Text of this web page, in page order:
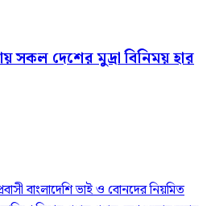
সকল দেশের মুদ্রা বিনিময় হার
বাংলাদেশি ভাই ও বোনদের নিয়মিত